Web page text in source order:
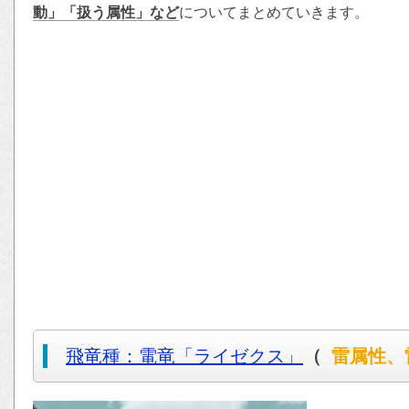
動」「扱う属性」などについてまとめていきます。
飛竜種：電竜「ライゼクス」 （ 雷属性